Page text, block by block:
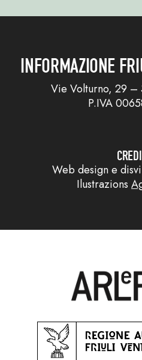
INFORMAZIONE
Vie Volturno, 29 –
P.IVA
Web design e
Ilustrazions